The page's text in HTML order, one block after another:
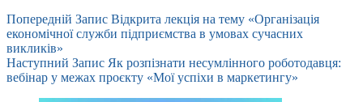
Попередній Запис Відкрита лекція на тему «Організація
економічної служби підприємства в умовах сучасних
викликів»
Наступний Запис Як розпізнати несумлінного роботодавця:
вебінар у межах проєкту «Мої успіхи в маркетингу»